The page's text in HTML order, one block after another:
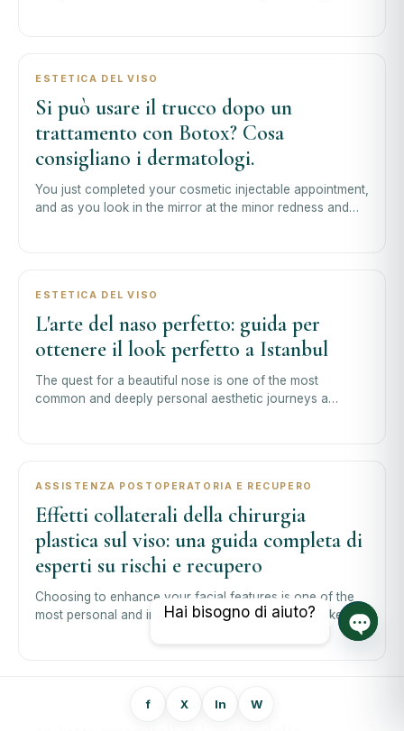
f X In W
ESTETICA DEL VISO
Si può usare il trucco dopo un
trattamento con Botox? Cosa
consigliano i dermatologi.
You just completed your cosmetic injectable appointment,
and as you look in the mirror at the minor redness and
ESTETICA DEL VISO
L'arte del naso perfetto: guida per
ottenere il look perfetto a Istanbul
The quest for a beautiful nose is one of the most
common and deeply personal aesthetic journeys a
ASSISTENZA POSTOPERATORIA E RECUPERO
Effetti collaterali della chirurgia
plastica sul viso: una guida completa di
esperti su rischi e recupero
Choosing to enhance your facial features is one of the
most personal and impactful decisions one can make.
ESTETICA DEL VISO
Hai bisogno di aiuto?